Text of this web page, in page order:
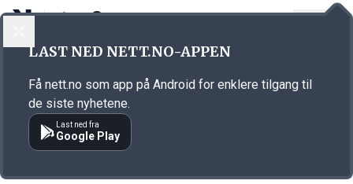
Annonsørinnhold
LAST NED NETT.NO-APPEN
Få nett.no som app på Android for enklere tilgang til
de siste nyhetene.
Last ned fra
Google Play